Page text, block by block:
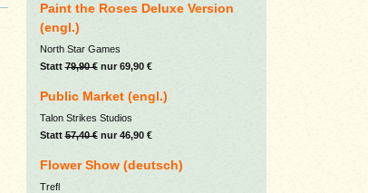
Paint the Roses Deluxe Version
(engl.)
North Star Games
Statt79,90 €nur 69,90 €
Public Market (engl.)
Talon Strikes Studios
Statt57,40 €nur 46,90 €
Flower Show (deutsch)
Trefl